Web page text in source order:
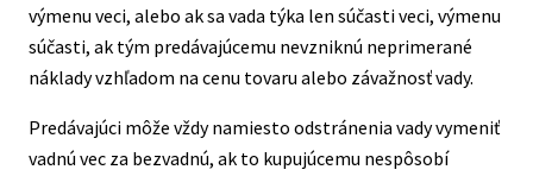
výmenu veci, alebo ak sa vada týka len súčasti veci, výmenu
súčasti, ak tým predávajúcemu nevzniknú neprimerané
náklady vzhľadom na cenu tovaru alebo závažnosť vady.
Predávajúci môže vždy namiesto odstránenia vady vymeniť
vadnú vec za bezvadnú, ak to kupujúcemu nespôsobí